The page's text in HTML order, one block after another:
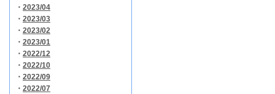
・ 2023/04
・ 2023/03
・ 2023/02
・ 2023/01
・ 2022/12
・ 2022/10
・ 2022/09
・ 2022/07